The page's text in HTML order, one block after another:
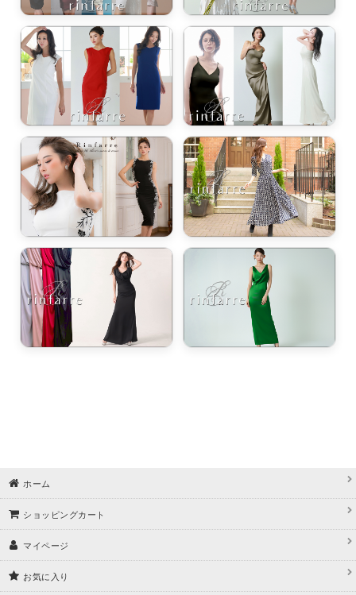
エット。 夏の視線を独り占めする「夏の主役ラップロングドレス」
ホーム
ショッピングカート
マイページ
お気に入り